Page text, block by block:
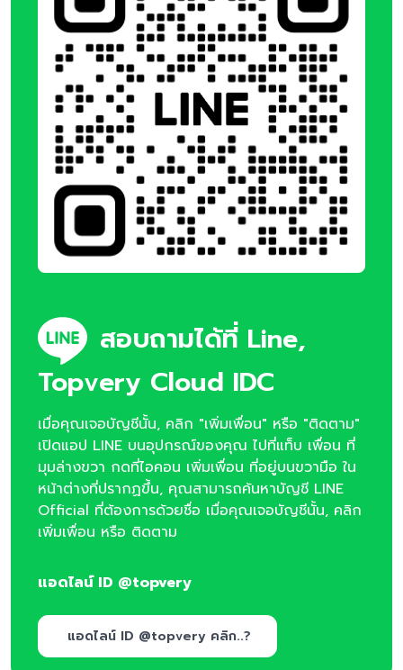
สอบถามได้ที่ Line,
Topvery Cloud IDC
เมื่อคุณเจอบัญชีนั้น, คลิก "เพิ่มเพื่อน" หรือ "ติดตาม"
เปิดแอป LINE บนอุปกรณ์ของคุณ ไปที่แท็บ เพื่อน ที่
มุมล่างขวา กดที่ไอคอน เพิ่มเพื่อน ที่อยู่บนขวามือ ใน
หน้าต่างที่ปรากฏขึ้น, คุณสามารถค้นหาบัญชี LINE
Official ที่ต้องการด้วยชื่อ เมื่อคุณเจอบัญชีนั้น, คลิก
เพิ่มเพื่อน หรือ ติดตาม
แอดไลน์ ID @topvery
แอดไลน์ ID @topvery คลิก..?